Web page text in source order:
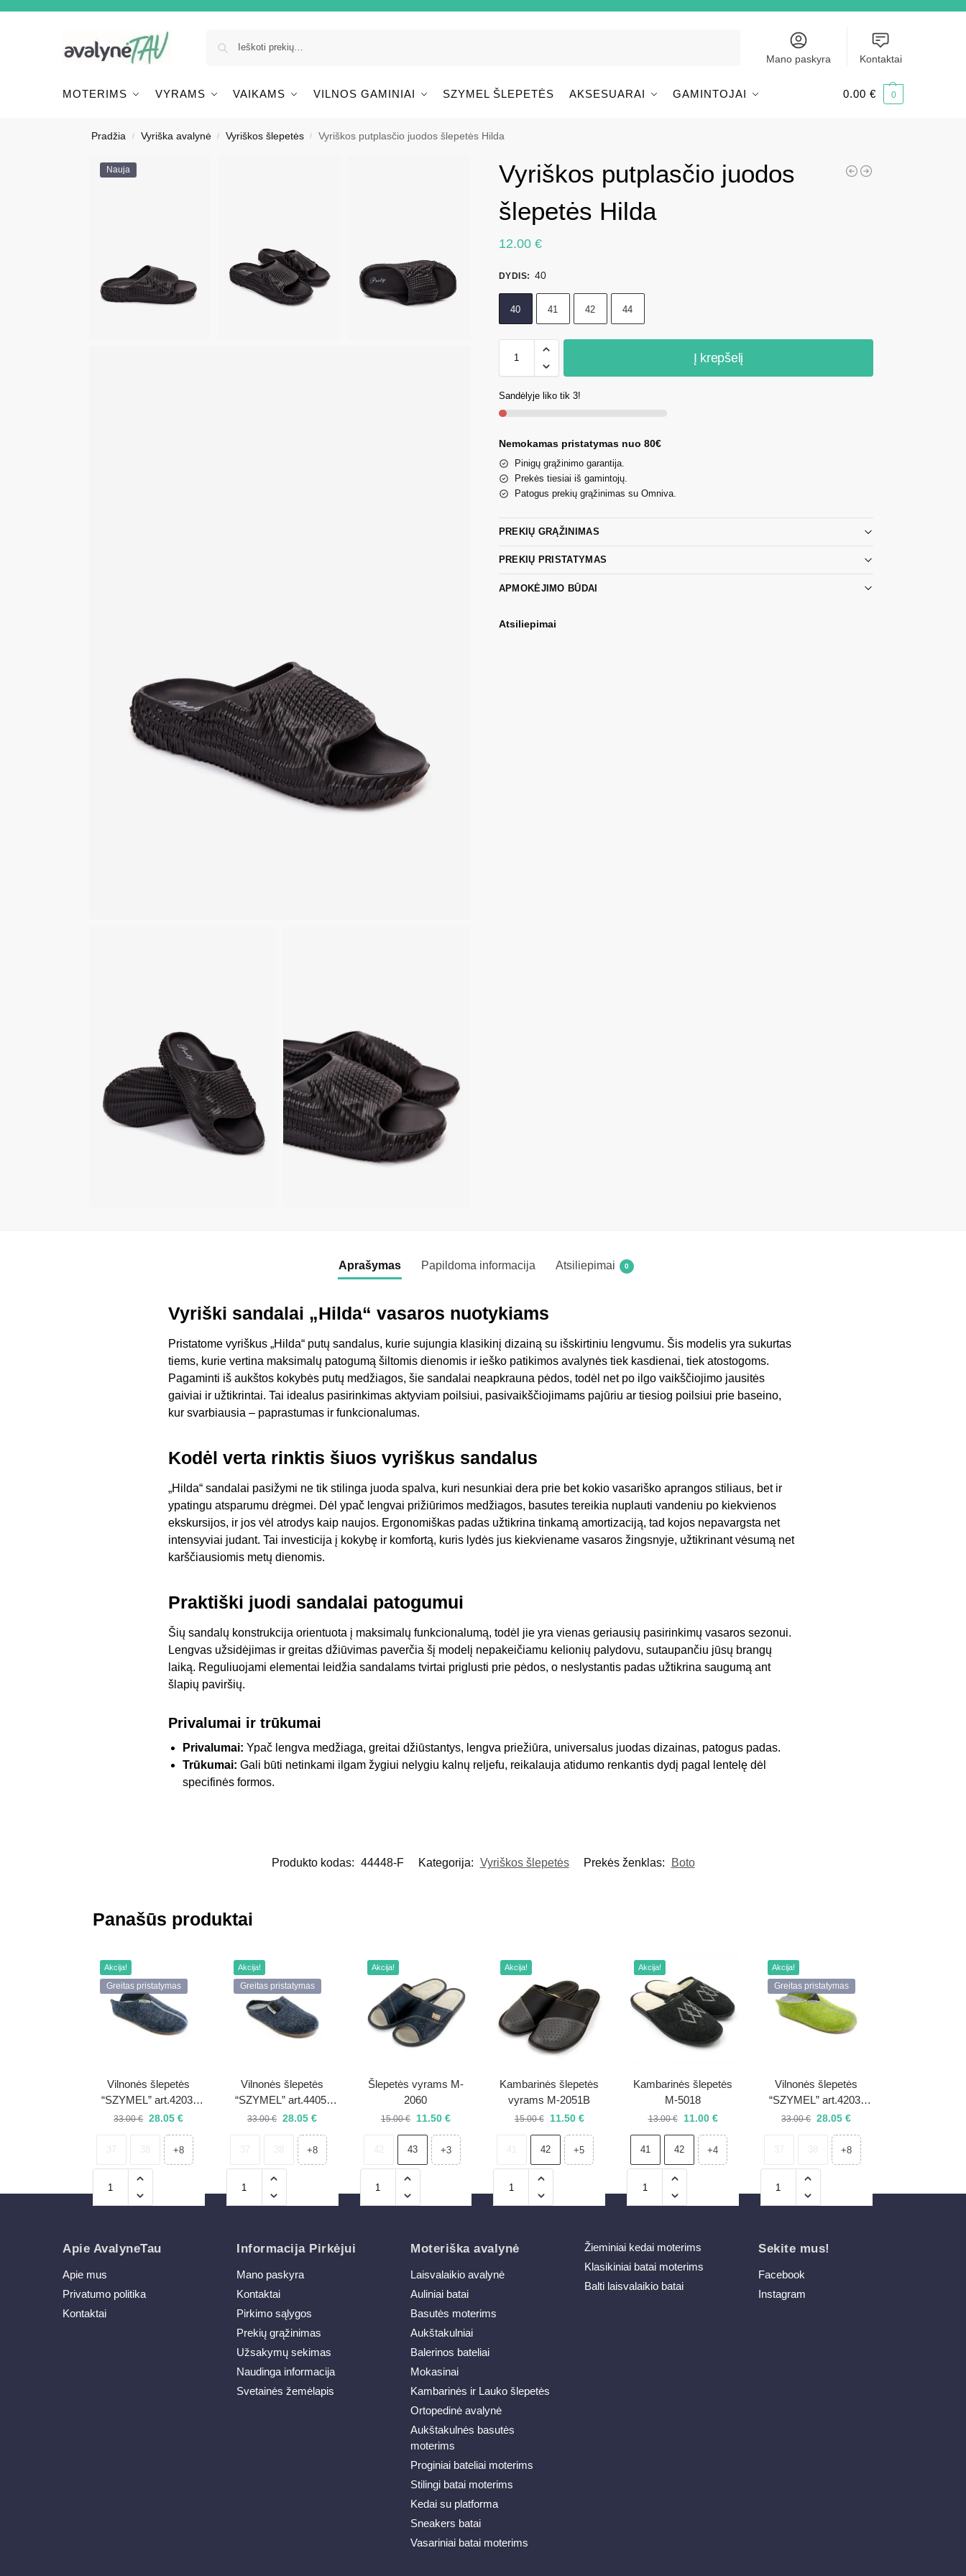
Mano paskyra Kontaktai
MOTERIMS VYRAMS VAIKAMS VILNOS GAMINIAI SZYMEL ŠLEPETĖS AKSESUARAI GAMINTOJAI 0.00 € 0
Pradžia / Vyriška avalynė / Vyriškos šlepetės / Vyriškos putplasčio juodos šlepetės Hilda
Nauja
Vyriškos putplasčio juodos
šlepetės Hilda
12.00 €
DYDIS: 40
40 41 42 44
Į krepšelį
Sandėlyje liko tik 3!
Nemokamas pristatymas nuo 80€
Pinigų grąžinimo garantija.
Prekės tiesiai iš gamintojų.
Patogus prekių grąžinimas su Omniva.
PREKIŲ GRĄŽINIMAS
PREKIŲ PRISTATYMAS
APMOKĖJIMO BŪDAI
Atsiliepimai
Aprašymas Papildoma informacija Atsiliepimai 0
Vyriški sandalai „Hilda“ vasaros nuotykiams
Pristatome vyriškus „Hilda“ putų sandalus, kurie sujungia klasikinį dizainą su išskirtiniu lengvumu. Šis modelis yra sukurtas
tiems, kurie vertina maksimalų patogumą šiltomis dienomis ir ieško patikimos avalynės tiek kasdienai, tiek atostogoms.
Pagaminti iš aukštos kokybės putų medžiagos, šie sandalai neapkrauna pėdos, todėl net po ilgo vaikščiojimo jausitės
gaiviai ir užtikrintai. Tai idealus pasirinkimas aktyviam poilsiui, pasivaikščiojimams pajūriu ar tiesiog poilsiui prie baseino,
kur svarbiausia – paprastumas ir funkcionalumas.
Kodėl verta rinktis šiuos vyriškus sandalus
„Hilda“ sandalai pasižymi ne tik stilinga juoda spalva, kuri nesunkiai dera prie bet kokio vasariško aprangos stiliaus, bet ir
ypatingu atsparumu drėgmei. Dėl ypač lengvai prižiūrimos medžiagos, basutes tereikia nuplauti vandeniu po kiekvienos
ekskursijos, ir jos vėl atrodys kaip naujos. Ergonomiškas padas užtikrina tinkamą amortizaciją, tad kojos nepavargsta net
intensyviai judant. Tai investicija į kokybę ir komfortą, kuris lydės jus kiekviename vasaros žingsnyje, užtikrinant vėsumą net
karščiausiomis metų dienomis.
Praktiški juodi sandalai patogumui
Šių sandalų konstrukcija orientuota į maksimalų funkcionalumą, todėl jie yra vienas geriausių pasirinkimų vasaros sezonui.
Lengvas užsidėjimas ir greitas džiūvimas paverčia šį modelį nepakeičiamu kelionių palydovu, sutaupančiu jūsų brangų
laiką. Reguliuojami elementai leidžia sandalams tvirtai priglusti prie pėdos, o neslystantis padas užtikrina saugumą ant
šlapių paviršių.
Privalumai ir trūkumai
Privalumai: Ypač lengva medžiaga, greitai džiūstantys, lengva priežiūra, universalus juodas dizainas, patogus padas.
Trūkumai: Gali būti netinkami ilgam žygiui nelygiu kalnų reljefu, reikalauja atidumo renkantis dydį pagal lentelę dėl
specifinės formos.
Produkto kodas: 44448-F Kategorija: Vyriškos šlepetės Prekės ženklas: Boto
Panašūs produktai
Akcija!
Greitas pristatymas
Vilnonės šlepetės
“SZYMEL” art.4203-
306
33.00€ 28.05€
+8
Akcija!
Greitas pristatymas
Vilnonės šlepetės
“SZYMEL” art.4405-
306
33.00€ 28.05€
+8
Akcija!
Šlepetės vyrams M-
2060
15.00€ 11.50 €
43 +3
Akcija!
Kambarinės šlepetės
vyrams M-2051B
15.00€ 11.50 €
42 +5
Akcija!
Kambarinės šlepetės
M-5018
13.00€ 11.00 €
41 42 +4
Akcija!
Greitas pristatymas
Vilnonės šlepetės
“SZYMEL” art.4203-
515
33.00€ 28.05€
+8
Apie AvalyneTau
Apie mus
Privatumo politika
Kontaktai
Informacija Pirkėjui
Mano paskyra
Kontaktai
Pirkimo sąlygos
Prekių grąžinimas
Užsakymų sekimas
Naudinga informacija
Svetainės žemėlapis
Moteriška avalynė
Laisvalaikio avalynė
Auliniai batai
Basutės moterims
Aukštakulniai
Balerinos bateliai
Mokasinai
Kambarinės ir Lauko šlepetės
Ortopedinė avalynė
Aukštakulnės basutės
moterims
Proginiai bateliai moterims
Stilingi batai moterims
Kedai su platforma
Sneakers batai
Vasariniai batai moterims
Žieminiai kedai moterims
Klasikiniai batai moterims
Balti laisvalaikio batai
Sekite mus!
Facebook
Instagram